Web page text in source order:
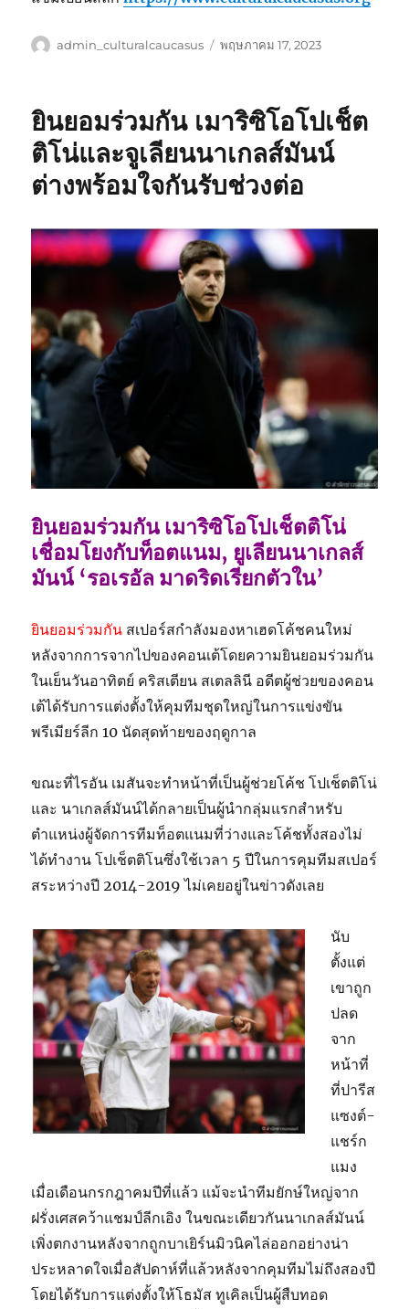
ผู้
admin_culturalcaucasus
เขียน
พฤษภาคม 17, 2023
ยินยอมร่วมกัน เมาริซิโอโปเช็ต
ติโน่และจูเลียนนาเกลส์มันน์
ต่างพร้อมใจกันรับช่วงต่อ
ยินยอมร่วมกัน เมาริซิโอโปเช็ตติโน่
เชื่อมโยงกับท็อตแนม, ยูเลียนนาเกลส์
มันน์ ‘รอเรอัล มาดริดเรียกตัวใน’
ยินยอมร่วมกัน สเปอร์สกำลังมองหาเฮดโค้ชคนใหม่
หลังจากการจากไปของคอนเต้โดยความยินยอมร่วมกัน
ในเย็นวันอาทิตย์ คริสเตียน สเตลลินี อดีตผู้ช่วยของคอน
เต้ได้รับการแต่งตั้งให้คุมทีมชุดใหญ่ในการแข่งขัน
พรีเมียร์ลีก 10 นัดสุดท้ายของฤดูกาล
ขณะที่ไรอัน เมสันจะทำหน้าที่เป็นผู้ช่วยโค้ช โปเช็ตติโน่
และ นาเกลส์มันน์ได้กลายเป็นผู้นำกลุ่มแรกสำหรับ
ตำแหน่งผู้จัดการทีมท็อตแนมที่ว่างและโค้ชทั้งสองไม่
ได้ทำงาน โปเช็ตติโนซึ่งใช้เวลา 5 ปีในการคุมทีมสเปอร์
สระหว่างปี 2014-2019 ไม่เคยอยู่ในข่าวดังเลย
นับ
ตั้งแต่
เขาถูก
ปลด
จาก
หน้าที่
ที่ปารีส
แซงต์-
แชร์ก
แมง
เมื่อเดือนกรกฎาคมปีที่แล้ว แม้จะนำทีมยักษ์ใหญ่จาก
ฝรั่งเศสคว้าแชมป์ลีกเอิง ในขณะเดียวกันนาเกลส์มันน์
เพิ่งตกงานหลังจากถูกบาเยิร์นมิวนิคไล่ออกอย่างน่า
ประหลาดใจเมื่อสัปดาห์ที่แล้วหลังจากคุมทีมไม่ถึงสองปี
โดยได้รับการแต่งตั้งให้โธมัส ทูเคิลเป็นผู้สืบทอด